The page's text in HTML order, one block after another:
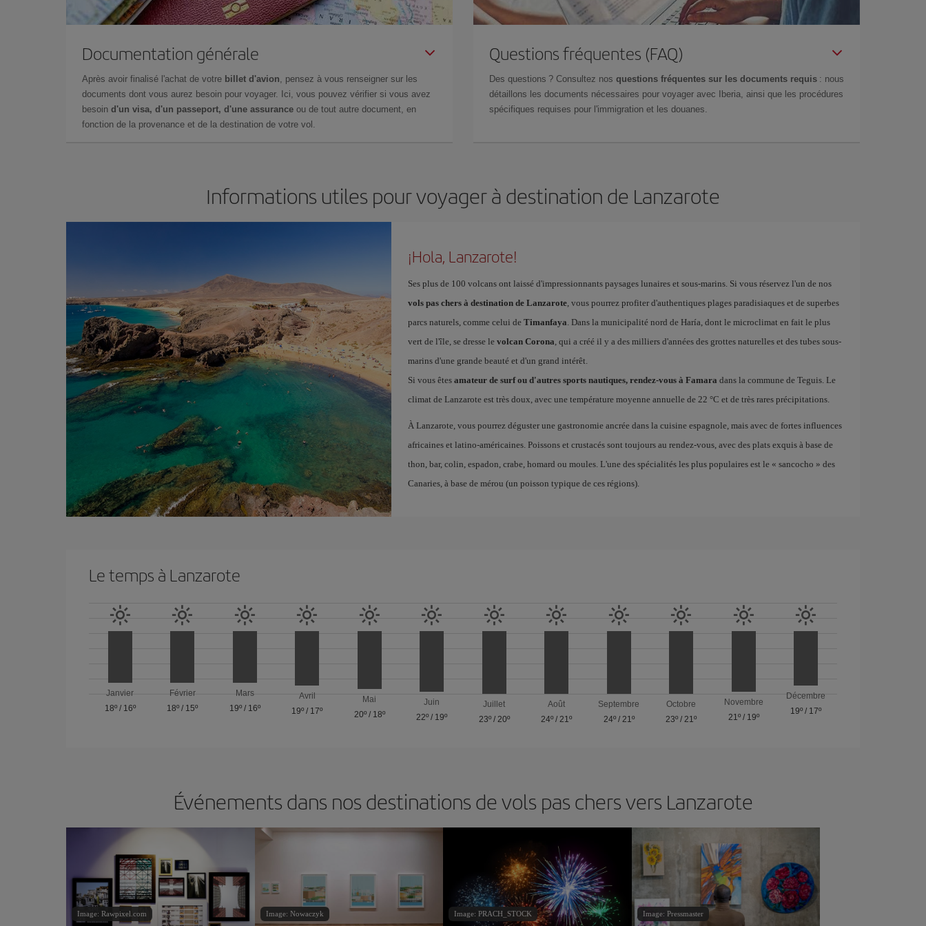
Documentation générale
Après avoir finalisé l'achat de votre billet d'avion, pensez à vous renseigner sur les
documents dont vous aurez besoin pour voyager. Ici, vous pouvez vérifier si vous avez
besoin d'un visa, d'un passeport, d'une assurance ou de tout autre document, en
fonction de la provenance et de la destination de votre vol.
Questions fréquentes (FAQ)
Des questions ? Consultez nos questions fréquentes sur les documents requis : nous
détaillons les documents nécessaires pour voyager avec Iberia, ainsi que les procédures
spécifiques requises pour l'immigration et les douanes.
Informations utiles pour voyager à destination de Lanzarote
¡Hola, Lanzarote!
Ses plus de 100 volcans ont laissé d'impressionnants paysages lunaires et sous-marins. Si vous réservez l'un de nos
vols pas chers à destination de Lanzarote, vous pourrez profiter d'authentiques plages paradisiaques et de superbes
parcs naturels, comme celui de Timanfaya. Dans la municipalité nord de Haría, dont le microclimat en fait le plus
vert de l'île, se dresse le volcan Corona, qui a créé il y a des milliers d'années des grottes naturelles et des tubes sous-
marins d'une grande beauté et d'un grand intérêt.
Si vous êtes amateur de surf ou d'autres sports nautiques, rendez-vous à Famara dans la commune de Teguis. Le
climat de Lanzarote est très doux, avec une température moyenne annuelle de 22 °C et de très rares précipitations.
À Lanzarote, vous pourrez déguster une gastronomie ancrée dans la cuisine espagnole, mais avec de fortes influences
africaines et latino-américaines. Poissons et crustacés sont toujours au rendez-vous, avec des plats exquis à base de
thon, bar, colin, espadon, crabe, homard ou moules. L'une des spécialités les plus populaires est le « sancocho » des
Canaries, à base de mérou (un poisson typique de ces régions).
Le temps à Lanzarote
Janvier
18º/ 16º
Février
18º / 15º
Mars
19º/ 16º
Avril
19º / 17º
Mai
20º/ 18º
Juin
22º / 19º
Juillet
23º/ 20º
Août
24º /21º
Septembre
24º/ 21º
Octobre
23º /21º
Novembre
21º/ 19º
Décembre
19º / 17º
Événements dans nos destinations de vols pas chers vers Lanzarote
Image: Rawpixel.com Image: Nowaczyk Image: PRACH_STOCK Image: Pressmaster